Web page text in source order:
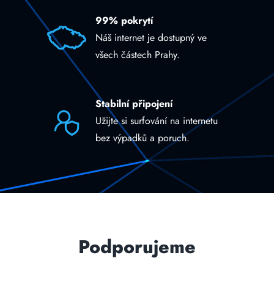
99% pokrytí
Náš internet je dostupný ve
všech částech Prahy.
Stabilní připojení
Užijte si surfování na internetu
bez výpadků a poruch.
Podporujeme